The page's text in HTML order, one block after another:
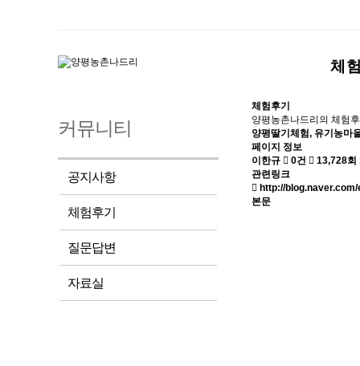
체
커뮤니티
공지사항
체험후기
질문답변
자료실
체험후기
양평농촌나드리의 체험
양평딸기체험, 유기농마
페이지 정보
이한규
0건 13,728회
관련링크
http://
본문